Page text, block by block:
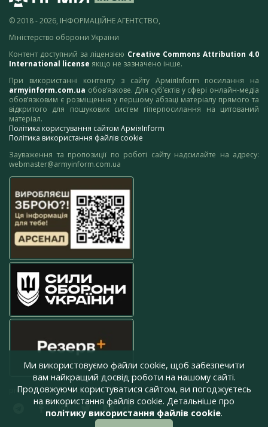
© 2018 - 2026, ІНФОРМАЦІЙНЕ АГЕНТСТВО,
Міністерство оборони України
Контент доступний за ліцензією Creative Commons Attribution 4.0
International license якщо не зазначено інше.
При використанні контенту з сайту АрміяInform посилання на
armyinform.com.ua обов’язкове. Для суб’єктів у сфері онлайн-медіа
обов’язковим є розміщення у першому абзаці матеріалу прямого та
відкритого для пошукових систем гіперпосилання на цитований
матеріал.
Політика користування сайтом АрміяInform
Політика використання файлів cookie
Зауваження та пропозиції по роботі сайту надсилайте на адресу:
webmaster@armyinform.com.ua
press@armyinform.com.ua
Ми використовуємо файли cookie, щоб забезпечити
вам найкращий досвід роботи на нашому сайті.
Продовжуючи користуватися сайтом, ви погоджуєтесь
на використання файлів cookie. Детальніше про
політику використання файлів cookie.